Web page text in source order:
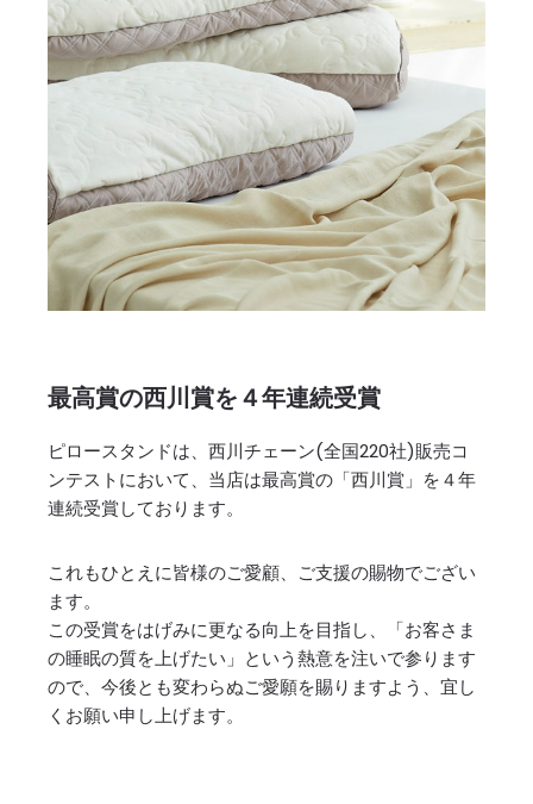
最高賞の西川賞を４年連続受賞
ピロースタンドは、西川チェーン(全国220社)販売コ
ンテストにおいて、当店は最高賞の「西川賞」を４年
連続受賞しております。
これもひとえに皆様のご愛顧、ご支援の賜物でござい
ます。
この受賞をはげみに更なる向上を目指し、「お客さま
の睡眠の質を上げたい」という熱意を注いで参ります
ので、今後とも変わらぬご愛願を賜りますよう、宜し
くお願い申し上げます。